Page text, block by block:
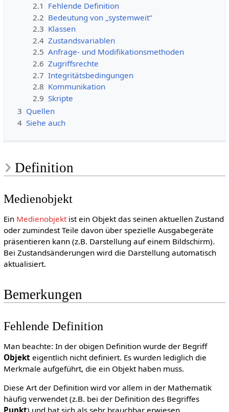
2.1 Fehlende Definition
2.2 Bedeutung von „systemweit“
2.3 Klassen
2.4 Zustandsvariablen
2.5 Anfrage- und Modifikationsmethoden
2.6 Zugriffsrechte
2.7 Integritätsbedingungen
2.8 Kommunikation
2.9 Skripte
3 Quellen
4 Siehe auch
Definition
Medienobjekt
Ein Medienobjektist ein Objekt das seinen aktuellen Zustand
oder zumindest Teile davon über spezielle Ausgabegeräte
präsentieren kann (z.B. Darstellung auf einem Bildschirm).
Bei Zustandsänderungen wird die Darstellung automatisch
aktualisiert.
Bemerkungen
Fehlende Definition
Man beachte: In der obigen Definition wurde der Begriff
Objekteigentlich nicht definiert. Es wurden lediglich die
Merkmale aufgeführt, die ein Objekt haben muss.
Diese Art der Definition wird vor allem in der Mathematik
häufig verwendet (z.B. bei der Definition des Begriffes